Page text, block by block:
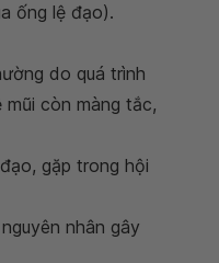
ống lệ đạo).
do quá trình
còn màng tắc,
gặp trong hội
nhân gây